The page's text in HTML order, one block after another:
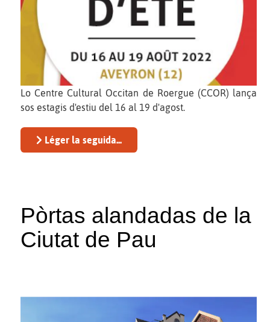
Lo Centre Cultural Occitan de Roergue (CCOR) lança
sos estagis d'estiu del 16 al 19 d'agost.
Léger la seguida...
Pòrtas alandadas de la
Ciutat de Pau